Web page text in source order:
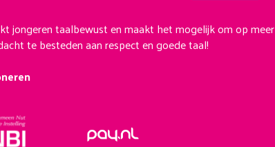
jongeren taalbewust en maakt het mogelijk om op meer
te besteden aan respect en goede taal!